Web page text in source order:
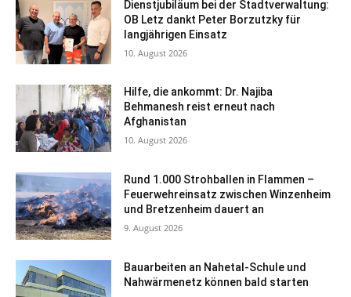
Dienstjubiläum bei der Stadtverwaltung:
OB Letz dankt Peter Borzutzky für
langjährigen Einsatz
10. August 2026
Hilfe, die ankommt: Dr. Najiba
Behmanesh reist erneut nach
Afghanistan
10. August 2026
Rund 1.000 Strohballen in Flammen –
Feuerwehreinsatz zwischen Winzenheim
und Bretzenheim dauert an
9. August 2026
Bauarbeiten an Nahetal-Schule und
Nahwärmenetz können bald starten